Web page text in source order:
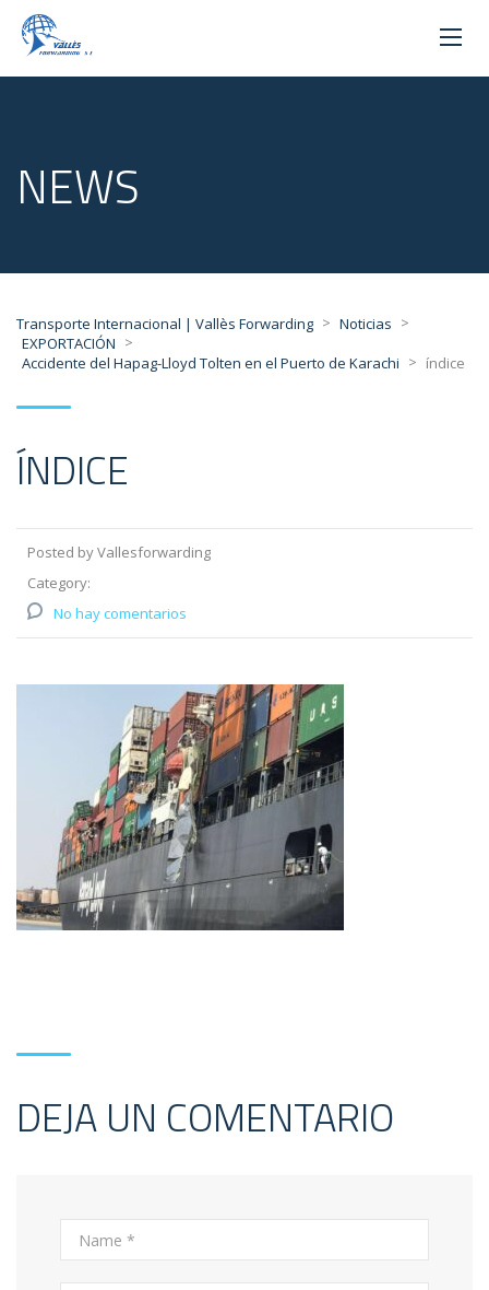
NEWS
Transporte Internacional | Vallès Forwarding > Noticias >
EXPORTACIÓN >
Accidente del Hapag-Lloyd Tolten en el Puerto de Karachi > índice
ÍNDICE
Posted by Vallesforwarding
Category:
No hay comentarios
DEJA UN COMENTARIO